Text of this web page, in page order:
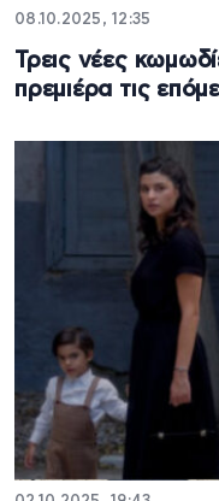
08.10.2025, 12:35
Τρεις νέες
πρεμιέρα τις